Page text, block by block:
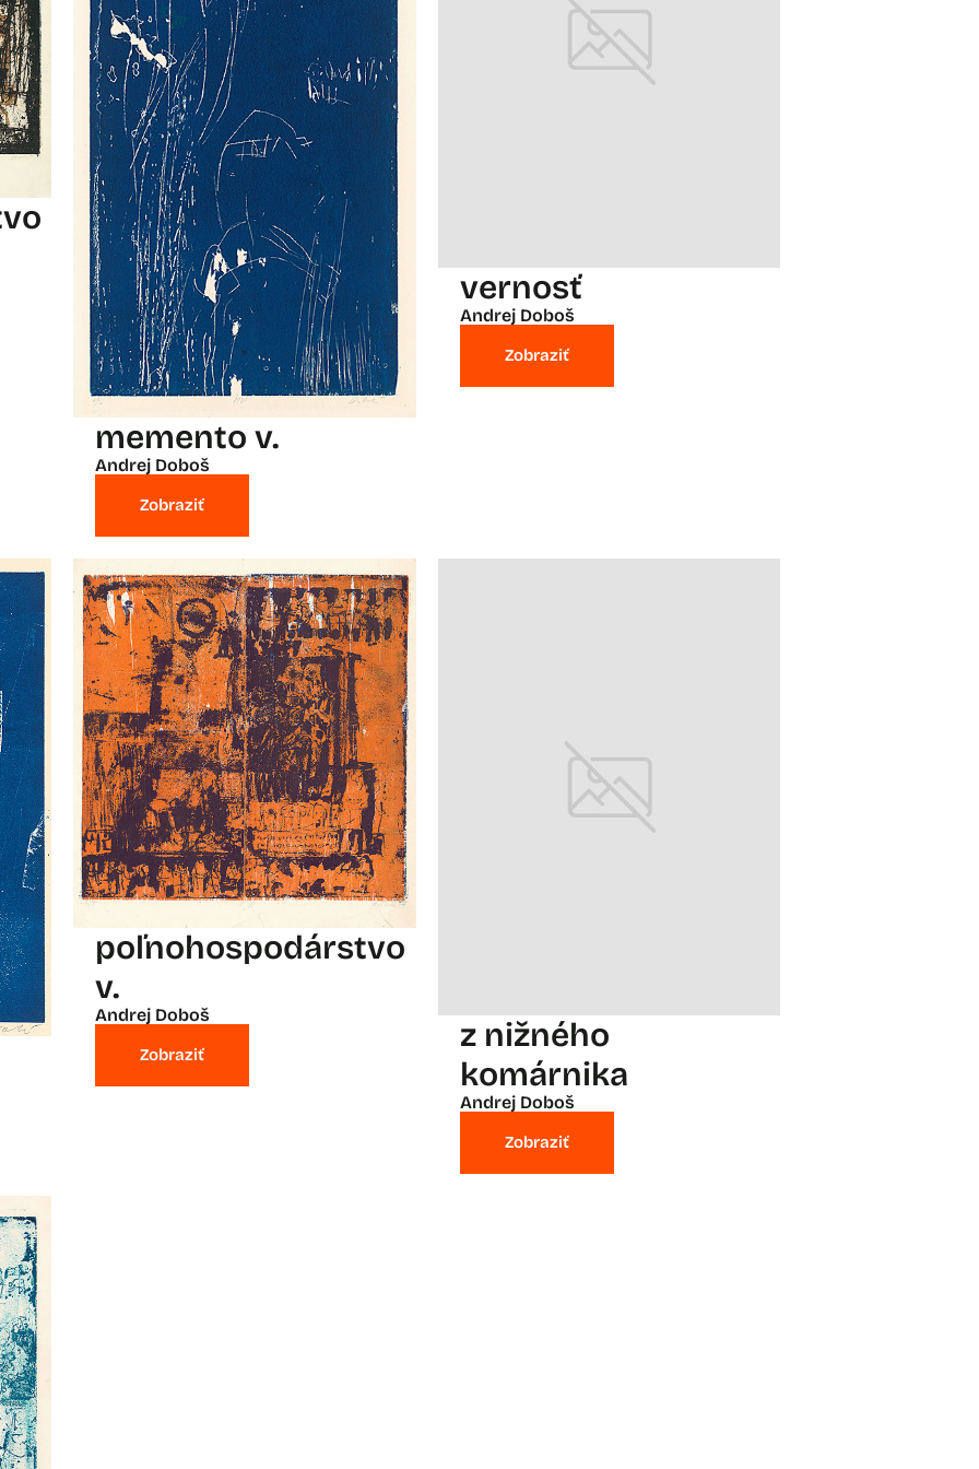
memento v.
Andrej Doboš
Zobraziť
vernosť
Andrej Doboš
Zobraziť
poľnohospodárstvo
v.
Andrej Doboš
Zobraziť
z nižného
komárnika
Andrej Doboš
Zobraziť